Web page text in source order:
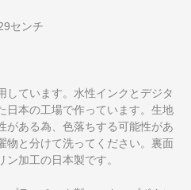
センチ
しています。水性インクとデジタ
日本の工場で作っています。生地
がある為、色落ちする可能性があ
物と分けて洗ってください。裏面
加工の日本製です。